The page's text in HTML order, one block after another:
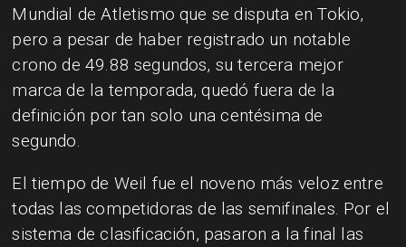
Mundial de Atletismo que se disputa en Tokio,
pero a pesar de haber registrado un notable
crono de 49.88 segundos, su tercera mejor
marca de la temporada, quedó fuera de la
definición por tan solo una centésima de
segundo.
El tiempo de Weil fue el noveno más veloz entre
todas las competidoras de las semifinales. Por el
sistema de clasificación, pasaron a la final las